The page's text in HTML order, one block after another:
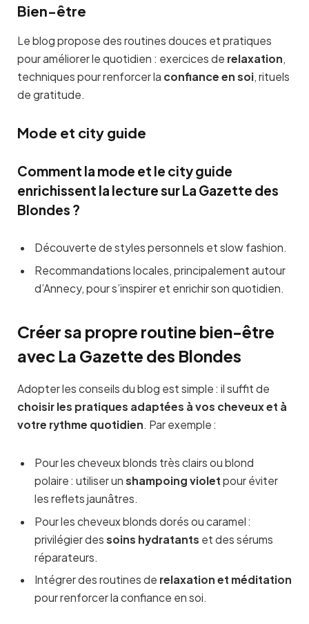
Bien-être
Le blog propose des routines douces et pratiques
pour améliorer le quotidien : exercices de relaxation,
techniques pour renforcer la confiance en soi, rituels
de gratitude.
Mode et city guide
Comment la mode et le city guide
enrichissent la lecture sur La Gazette des
Blondes ?
Découverte de styles personnels et slow fashion.
Recommandations locales, principalement autour
d’Annecy, pour s’inspirer et enrichir son quotidien.
Créer sa propre routine bien-être
avec La Gazette des Blondes
Adopter les conseils du blog est simple : il suffit de
choisir les pratiques adaptées à vos cheveux et à
votre rythme quotidien. Par exemple :
Pour les cheveux blonds très clairs ou blond
polaire : utiliser un shampoing violet pour éviter
les reflets jaunâtres.
Pour les cheveux blonds dorés ou caramel :
privilégier des soins hydratants et des sérums
réparateurs.
Intégrer des routines de relaxation et méditation
pour renforcer la confiance en soi.